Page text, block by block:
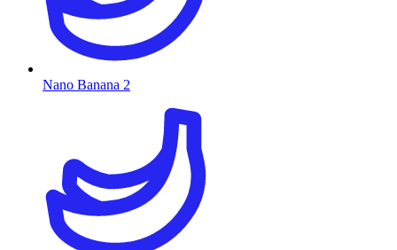
Nano Banana 2